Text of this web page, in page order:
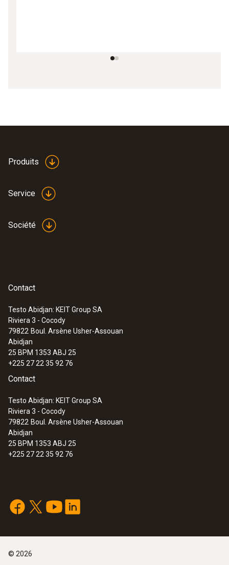
Produits
Service
Société
Contact
Testo Abidjan: KEIT Group SA
Riviera 3 - Cocody
79822 Boul. Arsène Usher-Assouan
Abidjan
25 BPM 1353 ABJ 25
+225 27 22 35 92 76
Contact
Testo Abidjan: KEIT Group SA
Riviera 3 - Cocody
79822 Boul. Arsène Usher-Assouan
Abidjan
25 BPM 1353 ABJ 25
+225 27 22 35 92 76
© 2026